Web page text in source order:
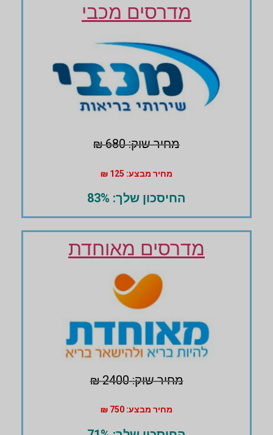
מדרסים מכבי
מחיר שוק: 680 ₪
מחיר מבצע: 125 ₪
החיסכון שלך: 83%
מדרסים מאוחדת
מחיר שוק: 2400 ₪
מחיר מבצע: 750 ₪